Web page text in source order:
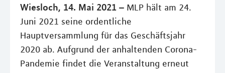
Wiesloch, 14. Mai 2021 – MLP hält am 24.
Juni 2021 seine ordentliche
Hauptversammlung für das Geschäftsjahr
2020 ab. Aufgrund der anhaltenden Corona-
Pandemie findet die Veranstaltung erneut